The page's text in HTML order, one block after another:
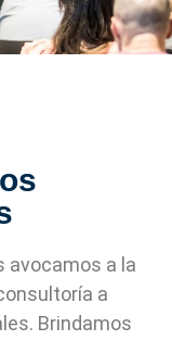
avocamos a la
a
Brindamos